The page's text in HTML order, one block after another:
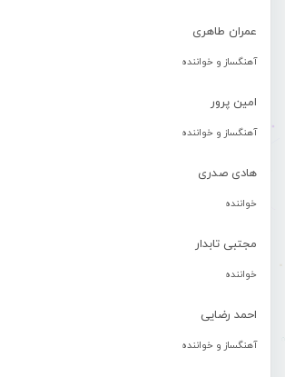
عمران طاهری
آهنگساز و خواننده
امین پرور
آهنگساز و خواننده
هادی صدری
خواننده
مجتبی تابدار
خواننده
احمد رضایی
آهنگساز و خواننده